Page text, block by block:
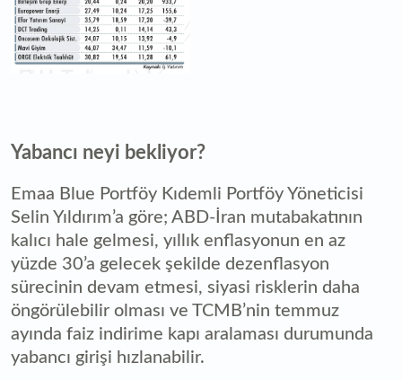
Yabancı neyi bekliyor?
Emaa Blue Portföy Kıdemli Portföy Yöneticisi
Selin Yıldırım’a göre; ABD-İran mutabakatının
kalıcı hale gelmesi, yıllık enflasyonun en az
yüzde 30’a gelecek şekilde dezenflasyon
sürecinin devam etmesi, siyasi risklerin daha
öngörülebilir olması ve TCMB’nin temmuz
ayında faiz indirime kapı aralaması durumunda
yabancı girişi hızlanabilir.